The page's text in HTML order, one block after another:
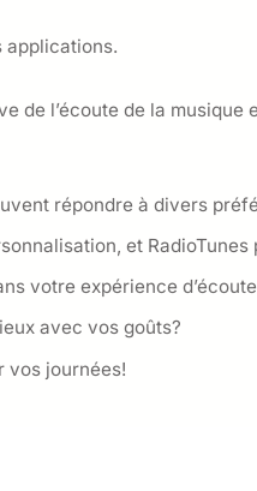
applications.
de l’écoute de la
répondre à divers
et RadioTunes
votre expérience
avec vos goûts?
vos journées!